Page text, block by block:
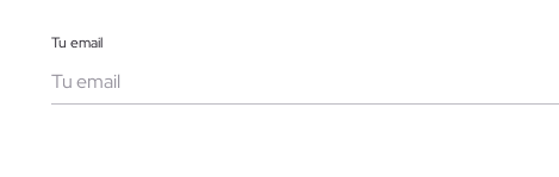
Tu email